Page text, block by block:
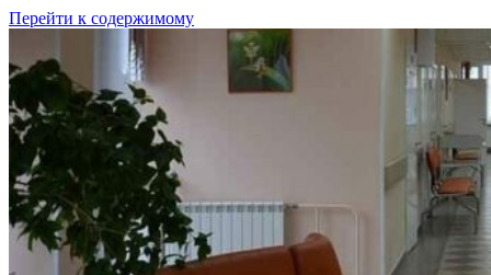
Перейти к содержимому